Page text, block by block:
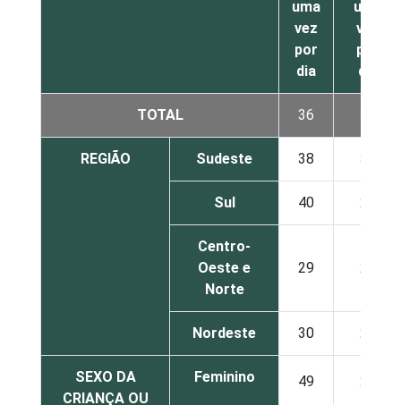
uma
vez
por
dia
uma
vez
por
dia
TOTAL 36 31
REGIÃO Sudeste 38 34
Sul 40 28
Centro-
Oeste e
Norte
29 26
Nordeste 30 26
SEXO DA
CRIANÇA OU
Feminino 49 28